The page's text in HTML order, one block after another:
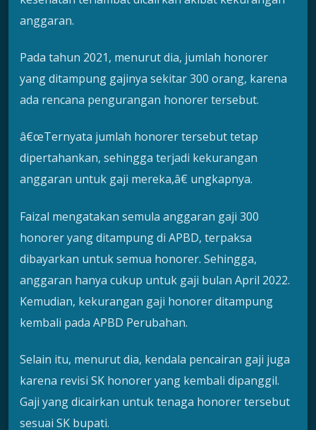
anggaran.
Pada tahun 2021, menurut dia, jumlah honorer
yang ditampung gajinya sekitar 300 orang, karena
ada rencana pengurangan honorer tersebut.
â€œTernyata jumlah honorer tersebut tetap
dipertahankan, sehingga terjadi kekurangan
anggaran untuk gaji mereka,â€ ungkapnya.
Faizal mengatakan semula anggaran gaji 300
honorer yang ditampung di APBD, terpaksa
dibayarkan untuk semua honorer. Sehingga,
anggaran hanya cukup untuk gaji bulan April 2022.
Kemudian, kekurangan gaji honorer ditampung
kembali pada APBD Perubahan.
Selain itu, menurut dia, kendala pencairan gaji juga
karena revisi SK honorer yang kembali dipanggil.
Gaji yang dicairkan untuk tenaga honorer tersebut
sesuai SK bupati.